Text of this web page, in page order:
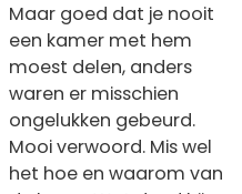
Maar goed dat je nooit
een kamer met hem
moest delen, anders
waren er misschien
ongelukken gebeurd.
Mooi verwoord. Mis wel
het hoe en waarom van